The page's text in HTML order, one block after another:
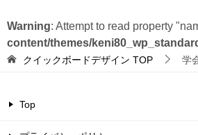
Warning: Attempt to read property
content/themes/
クイックボードデザイン TOP 学
Top